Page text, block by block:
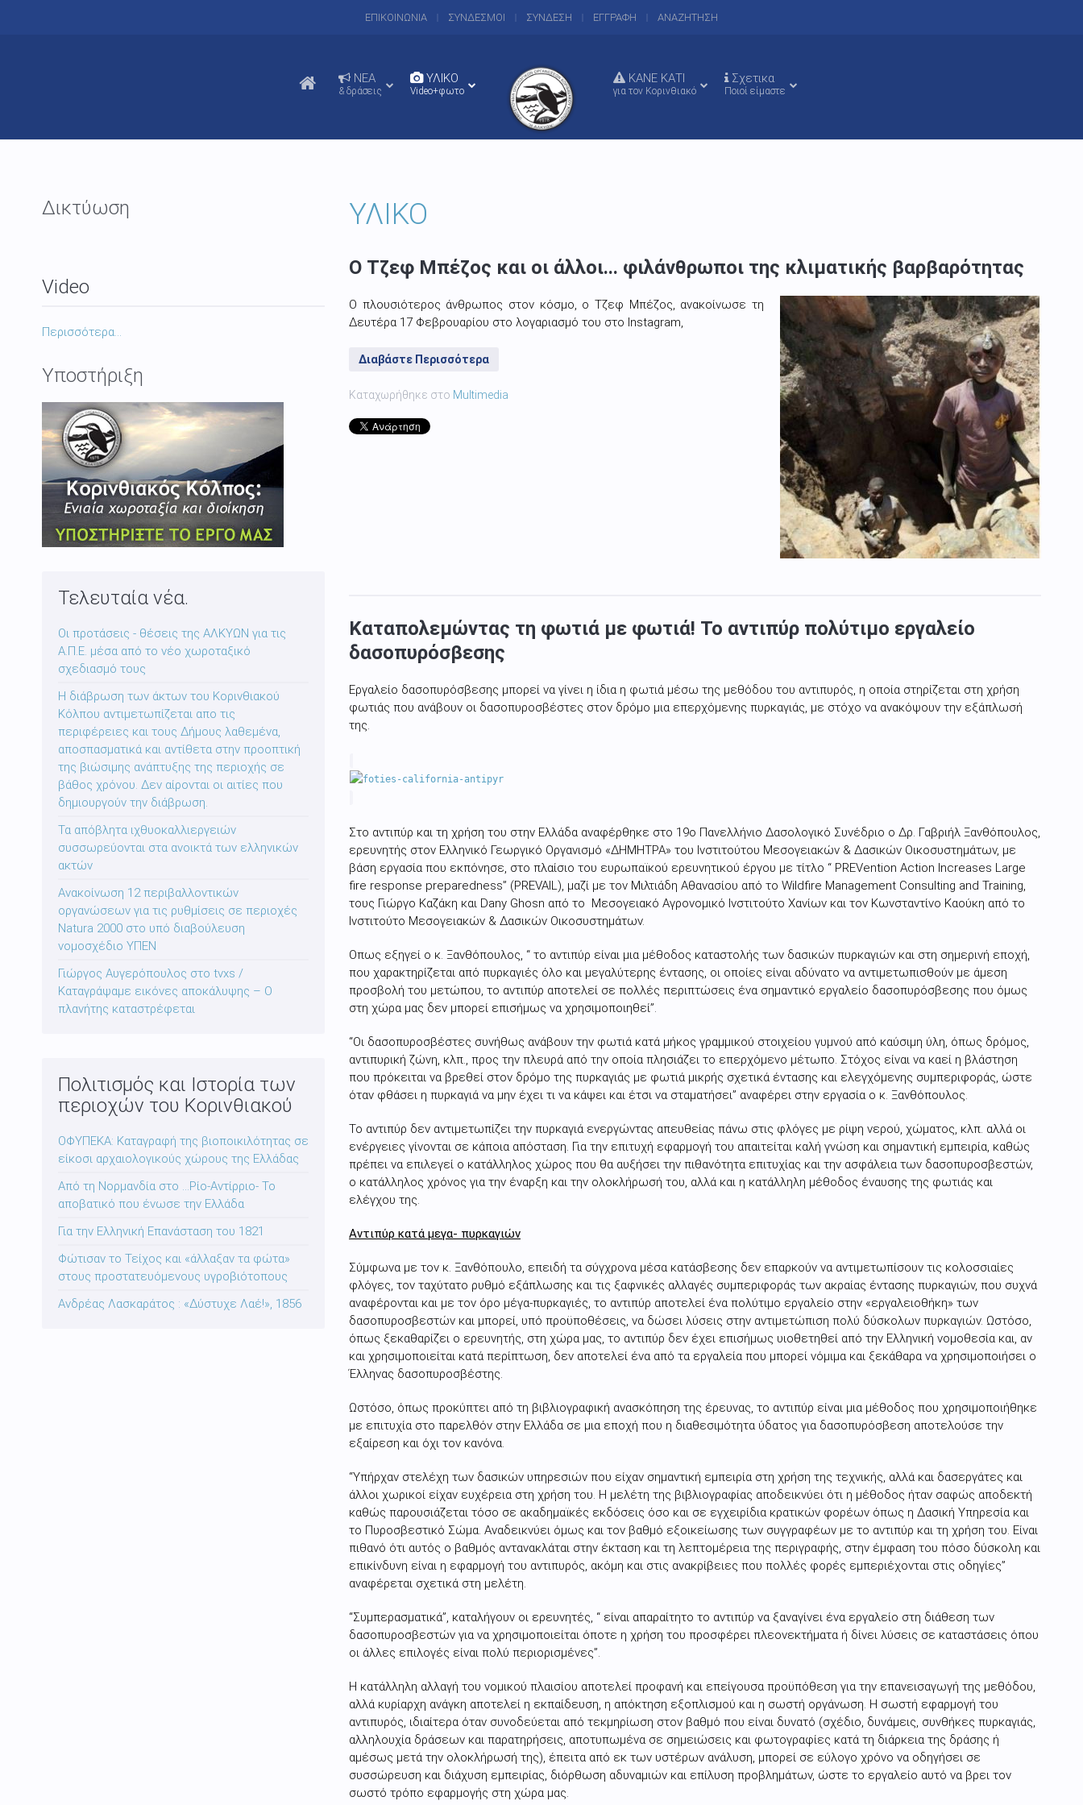
ΕΠΙΚΟΙΝΩΝΙΑ ΣΥΝΔΕΣΜΟΙ ΣΥΝΔΕΣΗ ΕΓΓΡΑΦΗ ΑΝΑΖΗΤΗΣΗ
NEA
& δράσεις
ΥΛΙΚΟ
Video+φωτο
ΚΑΝΕ ΚΑΤΙ
για τον Κορινθιακό
Σχετικα
Ποιοί είμαστε
ΥΛΙΚΟ
Ο Τζεφ Μπέζος και οι άλλοι... φιλάνθρωποι της κλιματικής βαρβαρότητας
Ο πλουσιότερος άνθρωπος στον κόσμο, ο Τζεφ Μπέζος, ανακοίνωσε τη
Δευτέρα 17 Φεβρουαρίου στο λογαριασμό του στο Instagram,
Διαβάστε Περισσότερα
Καταχωρήθηκε στο Multimedia
Καταπολεμώντας τη φωτιά με φωτιά! Το αντιπύρ πολύτιμο εργαλείο
δασοπυρόσβεσης
Εργαλείο δασοπυρόσβεσης μπορεί να γίνει η ίδια η φωτιά μέσω της μεθόδου του αντιπυρός, η οποία στηρίζεται στη χρήση
φωτιάς που ανάβουν οι δασοπυροσβέστες στον δρόμο μια επερχόμενης πυρκαγιάς, με στόχο να ανακόψουν την εξάπλωσή
της.
Στο αντιπύρ και τη χρήση του στην Ελλάδα αναφέρθηκε στο 19ο Πανελλήνιο Δασολογικό Συνέδριο ο Δρ. Γαβριήλ Ξανθόπουλος,
ερευνητής στον Ελληνικό Γεωργικό Οργανισμό «ΔΗΜΗΤΡΑ» του Ινστιτούτου Μεσογειακών & Δασικών Οικοσυστημάτων, με
βάση εργασία που εκπόνησε, στο πλαίσιο του ευρωπαϊκού ερευνητικού έργου με τίτλο “ PREVention Action Increases Large
fire response preparedness” (PREVAIL), μαζί με τον Μιλτιάδη Αθανασίου από το Wildfire Management Consulting and Training,
τους Γιώργο Καζάκη και Dany Ghosn από το Μεσογειακό Αγρονομικό Ινστιτούτο Χανίων και τον Κωνσταντίνο Καούκη από το
Ινστιτούτο Μεσογειακών & Δασικών Οικοσυστημάτων.
Οπως εξηγεί ο κ. Ξανθόπουλος, “ το αντιπύρ είναι μια μέθοδος καταστολής των δασικών πυρκαγιών και στη σημερινή εποχή,
που χαρακτηρίζεται από πυρκαγιές όλο και μεγαλύτερης έντασης, οι οποίες είναι αδύνατο να αντιμετωπισθούν με άμεση
προσβολή του μετώπου, το αντιπύρ αποτελεί σε πολλές περιπτώσεις ένα σημαντικό εργαλείο δασοπυρόσβεσης που όμως
στη χώρα μας δεν μπορεί επισήμως να χρησιμοποιηθεί”.
“Οι δασοπυροσβέστες συνήθως ανάβουν την φωτιά κατά μήκος γραμμικού στοιχείου γυμνού από καύσιμη ύλη, όπως δρόμος,
αντιπυρική ζώνη, κλπ., προς την πλευρά από την οποία πλησιάζει το επερχόμενο μέτωπο. Στόχος είναι να καεί η βλάστηση
που πρόκειται να βρεθεί στον δρόμο της πυρκαγιάς με φωτιά μικρής σχετικά έντασης και ελεγχόμενης συμπεριφοράς, ώστε
όταν φθάσει η πυρκαγιά να μην έχει τι να κάψει και έτσι να σταματήσει” αναφέρει στην εργασία ο κ. Ξανθόπουλος.
Το αντιπύρ δεν αντιμετωπίζει την πυρκαγιά ενεργώντας απευθείας πάνω στις φλόγες με ρίψη νερού, χώματος, κλπ. αλλά οι
ενέργειες γίνονται σε κάποια απόσταση. Για την επιτυχή εφαρμογή του απαιτείται καλή γνώση και σημαντική εμπειρία, καθώς
πρέπει να επιλεγεί ο κατάλληλος χώρος που θα αυξήσει την πιθανότητα επιτυχίας και την ασφάλεια των δασοπυροσβεστών,
ο κατάλληλος χρόνος για την έναρξη και την ολοκλήρωσή του, αλλά και η κατάλληλη μέθοδος έναυσης της φωτιάς και
ελέγχου της.
Αντιπύρ κατά μεγα- πυρκαγιών
Σύμφωνα με τον κ. Ξανθόπουλο, επειδή τα σύγχρονα μέσα κατάσβεσης δεν επαρκούν να αντιμετωπίσουν τις κολοσσιαίες
φλόγες, τον ταχύτατο ρυθμό εξάπλωσης και τις ξαφνικές αλλαγές συμπεριφοράς των ακραίας έντασης πυρκαγιών, που συχνά
αναφέρονται και με τον όρο μέγα-πυρκαγιές, το αντιπύρ αποτελεί ένα πολύτιμο εργαλείο στην «εργαλειοθήκη» των
δασοπυροσβεστών και μπορεί, υπό προϋποθέσεις, να δώσει λύσεις στην αντιμετώπιση πολύ δύσκολων πυρκαγιών. Ωστόσο,
όπως ξεκαθαρίζει ο ερευνητής, στη χώρα μας, το αντιπύρ δεν έχει επισήμως υιοθετηθεί από την Ελληνική νομοθεσία και, αν
και χρησιμοποιείται κατά περίπτωση, δεν αποτελεί ένα από τα εργαλεία που μπορεί νόμιμα και ξεκάθαρα να χρησιμοποιήσει ο
Έλληνας δασοπυροσβέστης.
Ωστόσο, όπως προκύπτει από τη βιβλιογραφική ανασκόπηση της έρευνας, το αντιπύρ είναι μια μέθοδος που χρησιμοποιήθηκε
με επιτυχία στο παρελθόν στην Ελλάδα σε μια εποχή που η διαθεσιμότητα ύδατος για δασοπυρόσβεση αποτελούσε την
εξαίρεση και όχι τον κανόνα.
“Υπήρχαν στελέχη των δασικών υπηρεσιών που είχαν σημαντική εμπειρία στη χρήση της τεχνικής, αλλά και δασεργάτες και
άλλοι χωρικοί είχαν ευχέρεια στη χρήση του. Η μελέτη της βιβλιογραφίας αποδεικνύει ότι η μέθοδος ήταν σαφώς αποδεκτή
καθώς παρουσιάζεται τόσο σε ακαδημαϊκές εκδόσεις όσο και σε εγχειρίδια κρατικών φορέων όπως η Δασική Υπηρεσία και
το Πυροσβεστικό Σώμα. Αναδεικνύει όμως και τον βαθμό εξοικείωσης των συγγραφέων με το αντιπύρ και τη χρήση του. Είναι
πιθανό ότι αυτός ο βαθμός αντανακλάται στην έκταση και τη λεπτομέρεια της περιγραφής, στην έμφαση του πόσο δύσκολη και
επικίνδυνη είναι η εφαρμογή του αντιπυρός, ακόμη και στις ανακρίβειες που πολλές φορές εμπεριέχονται στις οδηγίες”
αναφέρεται σχετικά στη μελέτη.
“Συμπερασματικά”, καταλήγουν οι ερευνητές, “ είναι απαραίτητο το αντιπύρ να ξαναγίνει ένα εργαλείο στη διάθεση των
δασοπυροσβεστών για να χρησιμοποιείται όποτε η χρήση του προσφέρει πλεονεκτήματα ή δίνει λύσεις σε καταστάσεις όπου
οι άλλες επιλογές είναι πολύ περιορισμένες”.
Η κατάλληλη αλλαγή του νομικού πλαισίου αποτελεί προφανή και επείγουσα προϋπόθεση για την επανεισαγωγή της μεθόδου,
αλλά κυρίαρχη ανάγκη αποτελεί η εκπαίδευση, η απόκτηση εξοπλισμού και η σωστή οργάνωση. Η σωστή εφαρμογή του
αντιπυρός, ιδιαίτερα όταν συνοδεύεται από τεκμηρίωση στον βαθμό που είναι δυνατό (σχέδιο, δυνάμεις, συνθήκες πυρκαγιάς,
αλληλουχία δράσεων και παρατηρήσεις, αποτυπωμένα σε σημειώσεις και φωτογραφίες κατά τη διάρκεια της δράσης ή
αμέσως μετά την ολοκλήρωσή της), έπειτα από εκ των υστέρων ανάλυση, μπορεί σε εύλογο χρόνο να οδηγήσει σε
συσσώρευση και διάχυση εμπειρίας, διόρθωση αδυναμιών και επίλυση προβλημάτων, ώστε το εργαλείο αυτό να βρει τον
σωστό τρόπο εφαρμογής στη χώρα μας.
Δικτύωση
Video
Περισσότερα...
Υποστήριξη
Τελευταία νέα.
Οι προτάσεις - θέσεις της ΑΛΚΥΩΝ για τις
Α.Π.Ε. μέσα από το νέο χωροταξικό
σχεδιασμό τους
Η διάβρωση των άκτων του Κορινθιακού
Κόλπου αντιμετωπίζεται απο τις
περιφέρειες και τους Δήμους λαθεμένα,
αποσπασματικά και αντίθετα στην προοπτική
της βιώσιμης ανάπτυξης της περιοχής σε
βάθος χρόνου. Δεν αίρονται οι αιτίες που
δημιουργούν την διάβρωση.
Τα απόβλητα ιχθυοκαλλιεργειών
συσσωρεύονται στα ανοικτά των ελληνικών
ακτών
Ανακοίνωση 12 περιβαλλοντικών
οργανώσεων για τις ρυθμίσεις σε περιοχές
Natura 2000 στο υπό διαβούλευση
νομοσχέδιο ΥΠΕΝ
Γιώργος Αυγερόπουλος στο tvxs /
Καταγράψαμε εικόνες αποκάλυψης – Ο
πλανήτης καταστρέφεται
Πολιτισμός και Ιστορία των
περιοχών του Κορινθιακού
ΟΦΥΠΕΚΑ: Καταγραφή της βιοποικιλότητας σε
είκοσι αρχαιολογικούς χώρους της Ελλάδας
Από τη Νορμανδία στο …Ρίο-Αντίρριο- Το
αποβατικό που ένωσε την Ελλάδα
Για την Ελληνική Επανάσταση του 1821
Φώτισαν το Τείχος και «άλλαξαν τα φώτα»
στους προστατευόμενους υγροβιότοπους
Ανδρέας Λασκαράτος : «Δύστυχε Λαέ!», 1856